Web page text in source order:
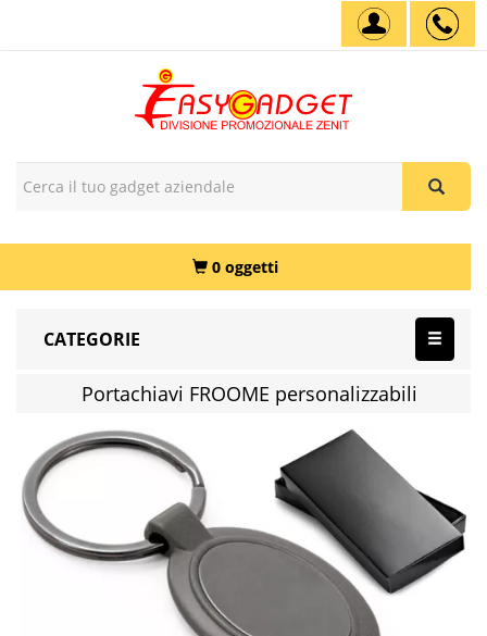
0 oggetti
CATEGORIE
Portachiavi FROOME personalizzabili